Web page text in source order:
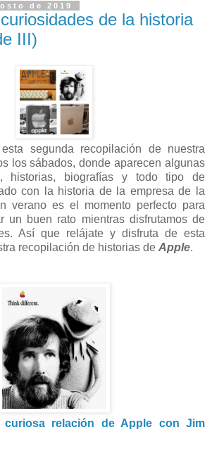
de 2019
de la historia
III)
segunda recopilación de nuestra
los sábados, donde aparecen algunas
historias, biografías y todo tipo de
con la historia de la empresa de la
verano es el momento perfecto para
un buen rato mientras disfrutamos de
Así que relájate y disfruta de esta
recopilación de historias de Apple.
curiosa relación de Apple con Jim